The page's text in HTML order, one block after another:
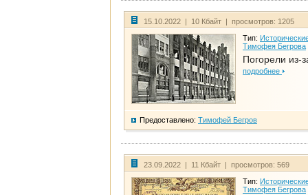
15.10.2022 | 10 Кбайт | просмотров: 1205
Тип:
Тимофея Бегрова
Погорели из-
подробнее
Предоставлено: Тимофей Бегров
23.09.2022 | 11 Кбайт | просмотров: 569
Тип:
Тимофея Бегрова